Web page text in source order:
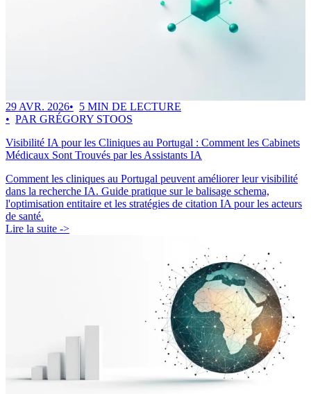
29 AVR. 2026
5 MIN DE LECTURE
PAR GRÉGORY STOOS
Visibilité IA pour les Cliniques au Portugal : Comment les Cabinets
Médicaux Sont Trouvés par les Assistants IA
Comment les cliniques au Portugal peuvent améliorer leur visibilité
dans la recherche IA. Guide pratique sur le balisage schema,
l'optimisation entitaire et les stratégies de citation IA pour les acteurs
de santé.
Lire la suite ->